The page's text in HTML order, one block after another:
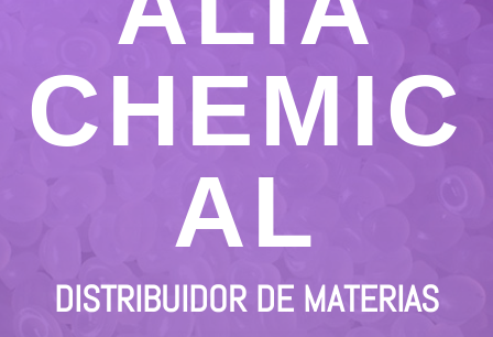
CHEMIC
AL
DISTRIBUIDOR DE MATERIAS